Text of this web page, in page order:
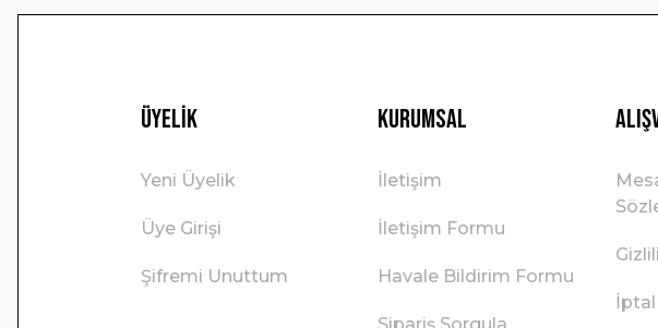
Üyelik
Yeni Üyelik
Üye Girişi
Şifremi Unuttum
Kurumsal
İletişim
İletişim Formu
Havale Bildirim Formu